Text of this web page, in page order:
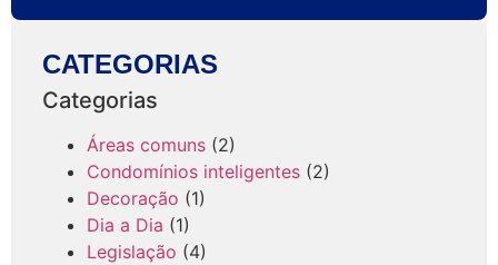
CATEGORIAS
Categorias
Áreas comuns (2)
Condomínios inteligentes (2)
Decoração (1)
Dia a Dia (1)
Legislação (4)